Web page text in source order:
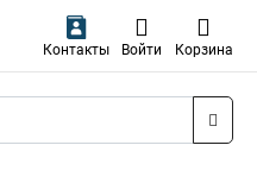
Контакты Войти Корзина